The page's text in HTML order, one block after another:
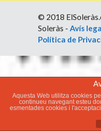
© 2018
Soleràs - Avís
Política de
Aquesta Web utilitza cookies
continueu navegant esteu
esmentades cookies i